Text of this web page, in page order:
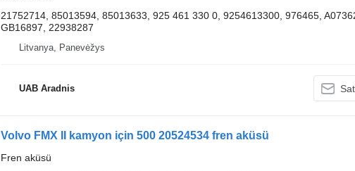
21752714, 85013594, 85013633, 925 461 330 0, 9254613300, 976465,
GB16897, 22938287
Litvanya, Panevėžys
UAB Aradnis
Volvo FMX II kamyon için 500 20524534 fren aküsü
Fren aküsü